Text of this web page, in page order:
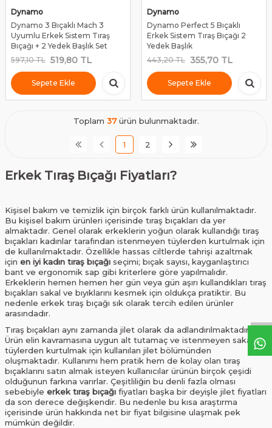
Dynamo
Dynamo 3 Bıçaklı Mach 3
Uyumlu Erkek Sistem Tıraş
Bıçağı + 2 Yedek Başlık Set
597,10TL 519,80 TL
Sepete Ekle
Dynamo
Dynamo Perfect 5 Bıçaklı
Erkek Sistem Tıraş Bıçağı 2
Yedek Başlık
443,20TL 355,70 TL
Sepete Ekle
Toplam 37ürün bulunmaktadır.
1 2
Erkek Tıraş Bıçağı Fiyatları?
Kişisel bakım ve temizlik için birçok farklı ürün kullanılmaktadır.
Bu kişisel bakım ürünleri içerisinde tıraş bıçakları da yer
almaktadır. Genel olarak erkeklerin yoğun olarak kullandığı tıraş
bıçakları kadınlar tarafından istenmeyen tüylerden kurtulmak için
de kullanılmaktadır. Özellikle hassas ciltlerde tahrişi azaltmak
için en iyi kadın tıraş bıçağı seçimi; bıçak sayısı, kayganlaştırıcı
bant ve ergonomik sap gibi kriterlere göre yapılmalıdır.
Erkeklerin hemen hemen her gün veya gün aşırı kullandıkları tıraş
bıçakları sakal ve bıyıklarını kesmek için oldukça pratiktir. Bu
nedenle erkek tıraş bıçağı sık olarak tercih edilen ürünler
arasındadır.
Tıraş bıçakları aynı zamanda jilet olarak da adlandırılmaktadır.
Ürün elin kavramasına uygun alt tutamaç ve istenmeyen sakal ve
tüylerden kurtulmak için kullanılan jilet bölümünden
oluşmaktadır. Kullanımı hem pratik hem de kolay olan tıraş
bıçaklarını satın almak isteyen kullanıcılar ürünün birçok çeşidi
olduğunun farkına varırlar. Çeşitliliğin bu denli fazla olması
sebebiyle erkek tıraş bıçağı fiyatları başka bir deyişle jilet fiyatları
da son derece değişkendir. Bu nedenle bu kısa araştırma
içerisinde ürün hakkında net bir fiyat bilgisine ulaşmak pek
mümkün değildir.